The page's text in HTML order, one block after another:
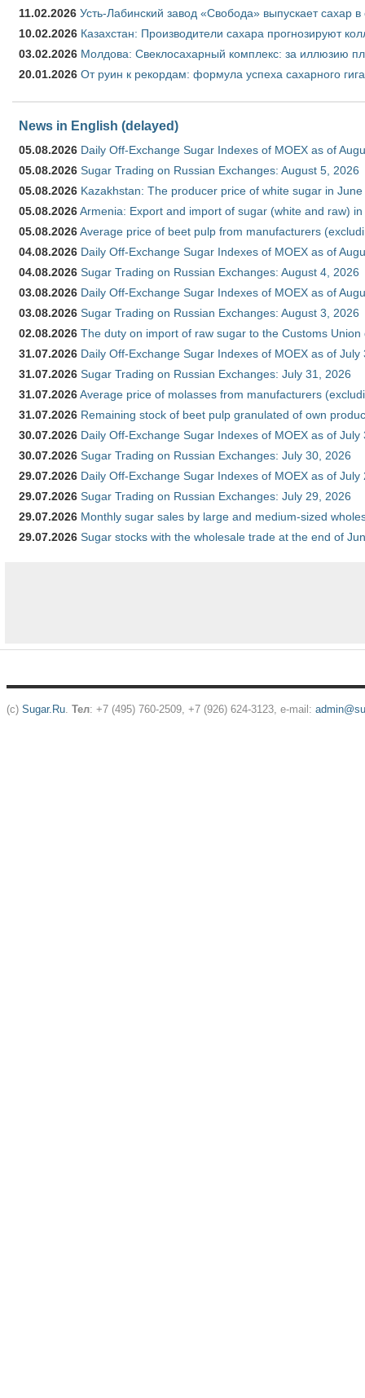
11.02.2026 Усть-Лабинский завод «Свобода» выпускает сахар в
10.02.2026 Казахстан: Производители сахара прогнозируют
03.02.2026 Молдова: Свеклосахарный комплекс: за иллюзию
20.01.2026 От руин к рекордам: формула успеха сахарного
News in English (delayed)
05.08.2026 Daily Off-Exchange Sugar Indexes of MOEX as of
05.08.2026 Sugar Trading on Russian Exchanges: August 5, 2026
05.08.2026 Kazakhstan: The producer price of white sugar in
05.08.2026Armenia: Export and import of sugar (white and raw)
05.08.2026Average price of beet pulp from manufacturers
04.08.2026 Daily Off-Exchange Sugar Indexes of MOEX as of
04.08.2026 Sugar Trading on Russian Exchanges: August 4, 2026
03.08.2026 Daily Off-Exchange Sugar Indexes of MOEX as of
03.08.2026 Sugar Trading on Russian Exchanges: August 3, 2026
02.08.2026 The duty on import of raw sugar to the Customs
31.07.2026 Daily Off-Exchange Sugar Indexes of MOEX as of July
31.07.2026 Sugar Trading on Russian Exchanges: July 31, 2026
31.07.2026Average price of molasses from manufacturers
31.07.2026 Remaining stock of beet pulp granulated of own
30.07.2026 Daily Off-Exchange Sugar Indexes of MOEX as of July
30.07.2026 Sugar Trading on Russian Exchanges: July 30, 2026
29.07.2026 Daily Off-Exchange Sugar Indexes of MOEX as of July
29.07.2026 Sugar Trading on Russian Exchanges: July 29, 2026
29.07.2026 Monthly sugar sales by large and medium-sized
29.07.2026 Sugar stocks with the wholesale trade at the end of
(c) Sugar.Ru. Тел: +7 (495) 760-2509, +7 (926) 624-3123, e-mail: